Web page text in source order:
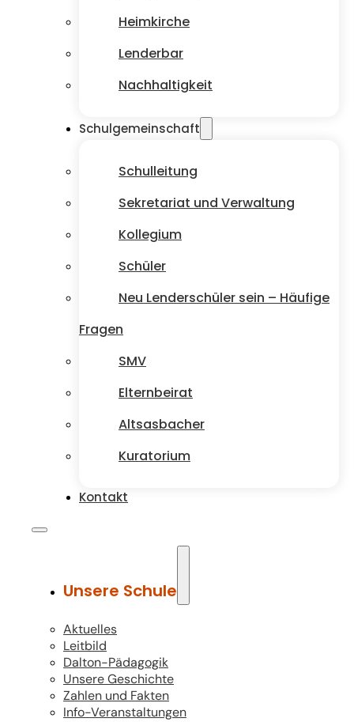
Heimkirche
Lenderbar
Nachhaltigkeit
Schulgemeinschaft
Schulleitung
Sekretariat und Verwaltung
Kollegium
Schüler
Neu Lenderschüler sein – Häufige
Fragen
SMV
Elternbeirat
Altsasbacher
Kuratorium
Kontakt
Unsere Schule
Aktuelles
Leitbild
Dalton-Pädagogik
Unsere Geschichte
Zahlen und Fakten
Info-Veranstaltungen